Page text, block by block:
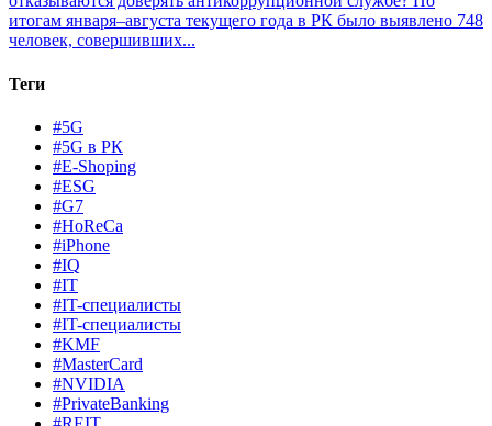
итогам января–августа текущего года в РК было выявлено 748
человек, совершивших...
Теги
#5G
#5G в РК
#E-Shoping
#ESG
#G7
#HoReCa
#iPhone
#IQ
#IT
#IT-специалисты
#IT-специалисты
#KMF
#MasterCard
#NVIDIA
#PrivateBanking